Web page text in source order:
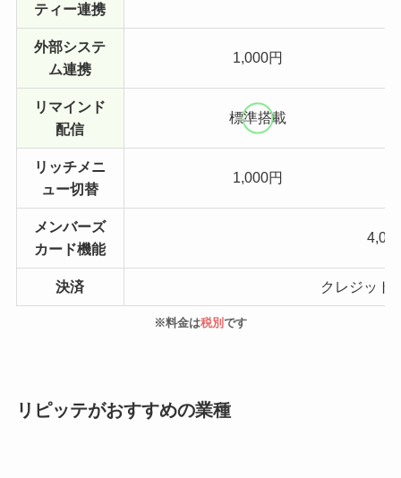
ティー連携
外部システ
ム連携
1,000円
リマインド
配信
標準搭載
リッチメニ
ュー切替
1,000円
メンバーズ
カード機能
決済 クレジット
※料金は税別 です
リピッテがおすすめの業種